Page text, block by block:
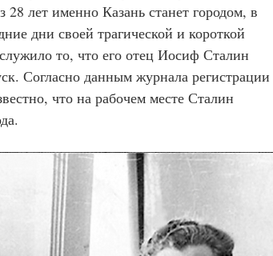
лет именно Казань станет городом, в
дни своей трагической и короткой
то, что его отец Иосиф Сталин
Согласно данным журнала регистрации
что на рабочем месте Сталин